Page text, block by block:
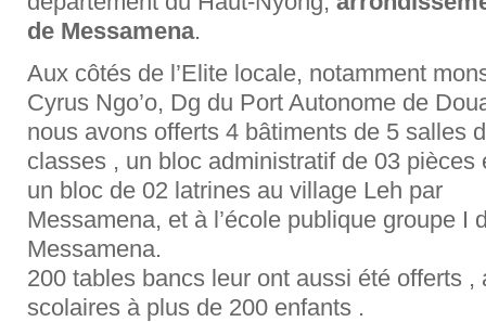
de Messamena.
Aux côtés de l’Elite locale, notamment
Cyrus Ngo’o, Dg du Port Autonome de
nous avons offerts 4 bâtiments de 5 salles
classes , un bloc administratif de 03 pièces
un bloc de 02 latrines au village Leh par
Messamena, et à l’école publique groupe I
Messamena.
200 tables bancs leur ont aussi été offerts
scolaires à plus de 200 enfants .